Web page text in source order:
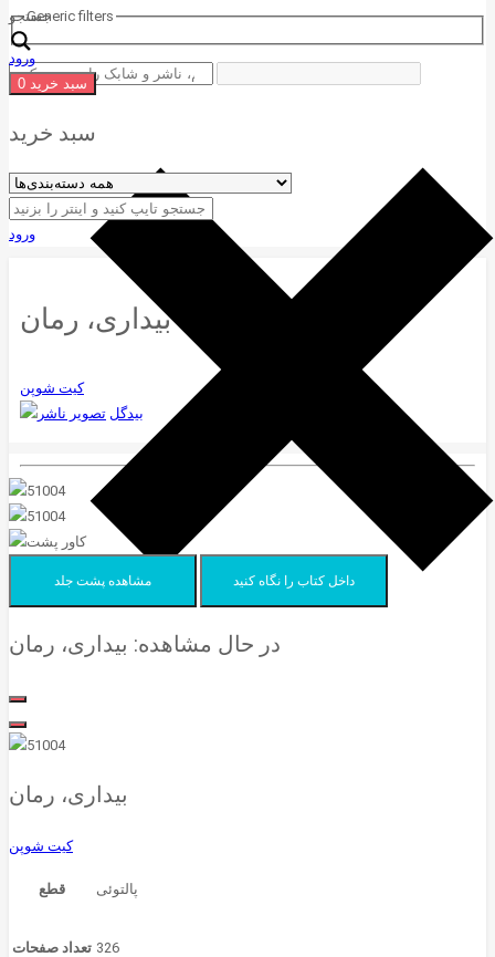
جستجو
Generic filters
ورود
سبد خرید 0
سبد خرید
ورود
بیداری، رمان
کیت شوپن
بیدگل
مشاهده پشت جلد داخل کتاب را نگاه کنید
در حال مشاهده: بیداری، رمان
بیداری، رمان
کیت شوپن
قطع
تعداد صفحات 326